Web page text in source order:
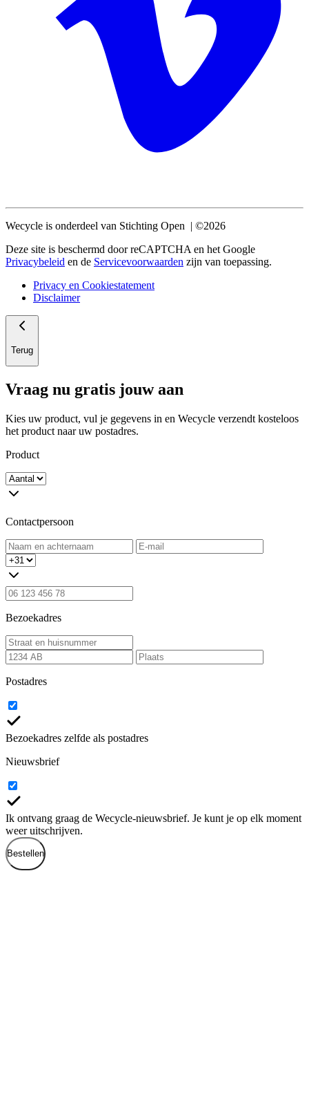
Wecycle is onderdeel van Stichting Open | ©2026
Deze site is beschermd door reCAPTCHA en het Google
Privacybeleid en de Servicevoorwaarden zijn van toepassing.
Privacy en Cookiestatement
Disclaimer
Terug
Vraag nu gratis jouw aan
Kies uw product, vul je gegevens in en Wecycle verzendt kosteloos
het product naar uw postadres.
Product
Contactpersoon
Bezoekadres
Postadres
Bezoekadres zelfde als postadres
Nieuwsbrief
Ik ontvang graag de Wecycle-nieuwsbrief. Je kunt je op elk moment
weer uitschrijven.
Bestellen